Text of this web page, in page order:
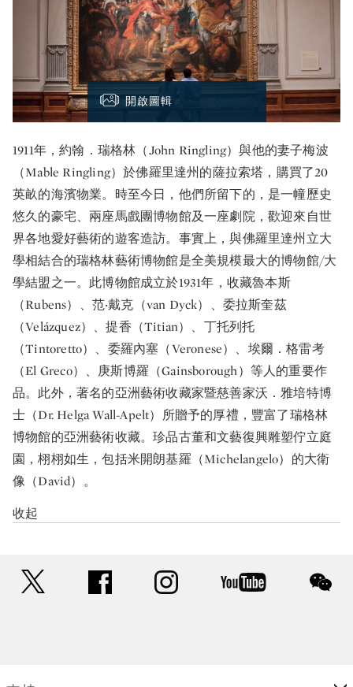
開啟圖輯
1911年，約翰．瑞格林（John Ringling）與他的妻子梅波
（Mable Ringling）於佛羅里達州的薩拉索塔，購買了20
英畝的海濱物業。時至今日，他們所留下的，是一幢歷史
悠久的豪宅、兩座馬戲團博物館及一座劇院，歡迎來自世
界各地愛好藝術的遊客造訪。事實上，與佛羅里達州立大
學相結合的瑞格林藝術博物館是全美規模最大的博物館/大
學結盟之一。此博物館成立於1931年，收藏魯本斯
（Rubens）、范‧戴克（van Dyck）、委拉斯奎茲
（Velázquez）、提香（Titian）、丁托列托
（Tintoretto）、委羅內塞（Veronese）、埃爾．格雷考
（El Greco）、庚斯博羅（Gainsborough）等人的重要作
品。此外，著名的亞洲藝術收藏家暨慈善家沃．雅培特博
士（Dr. Helga Wall-Apelt）所贈予的厚禮，豐富了瑞格林
博物館的亞洲藝術收藏。珍品古董和文藝復興雕塑佇立庭
園，栩栩如生，包括米開朗基羅（Michelangelo）的大衛
像（David）。
收起
facebook instagram youtube